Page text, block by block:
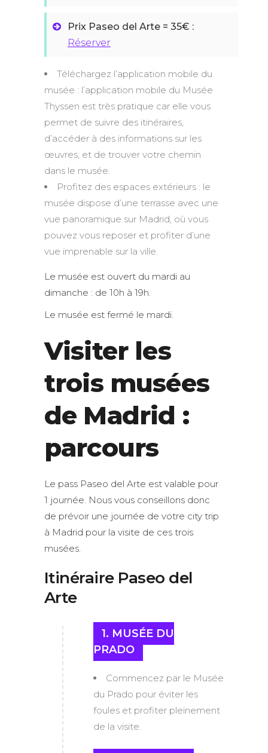
Prix Paseo del Arte = 35€ :
Réserver
Téléchargez l’application mobile du
musée : l’application mobile du Musée
Thyssen est très pratique car elle vous
permet de suivre des itinéraires,
d’accéder à des informations sur les
œuvres, et de trouver votre chemin
dans le musée.
Profitez des espaces extérieurs : le
musée dispose d’une terrasse avec une
vue panoramique sur Madrid, où vous
pouvez vous reposer et profiter d’une
vue imprenable sur la ville.
Le musée est ouvert du mardi au
dimanche : de 10h à 19h.
Le musée est fermé le mardi.
Visiter les
trois musées
de Madrid :
parcours
Le pass Paseo del Arte est valable pour
1 journée. Nous vous conseillons donc
de prévoir une journée de votre city trip
à Madrid pour la visite de ces trois
musées.
Itinéraire Paseo del
Arte
1. MUSÉE DU
PRADO
Commencez par le Musée
du Prado pour éviter les
foules et profiter pleinement
de la visite.